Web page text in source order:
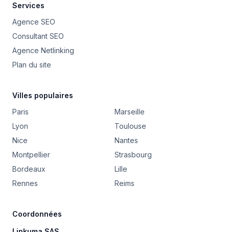
Services
Agence SEO
Consultant SEO
Agence Netlinking
Plan du site
Villes populaires
Paris
Marseille
Lyon
Toulouse
Nice
Nantes
Montpellier
Strasbourg
Bordeaux
Lille
Rennes
Reims
Coordonnées